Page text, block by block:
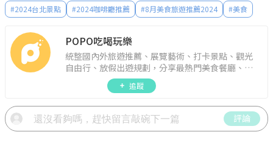
#2024台北景點 #2024咖啡廳推薦 #8月美食旅遊推薦2024 #美食
POPO吃喝玩樂
統整國內外旅遊推薦、展覽藝術、打卡景點、觀光
自由行、放假出遊規劃，分享最熱門美食餐廳、約
會聚餐、人氣甜點、速食手搖飲、3C科技、心理測
驗、星座運勢、生活雜貨、吃喝玩樂實用資訊。
追蹤
評論